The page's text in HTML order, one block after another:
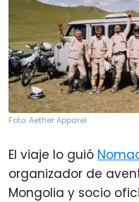
Foto: Aether Apparel
El viaje lo guió
organizador de
Mongolia y socio